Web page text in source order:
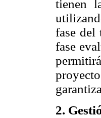
tienen
fase del
fase
2.